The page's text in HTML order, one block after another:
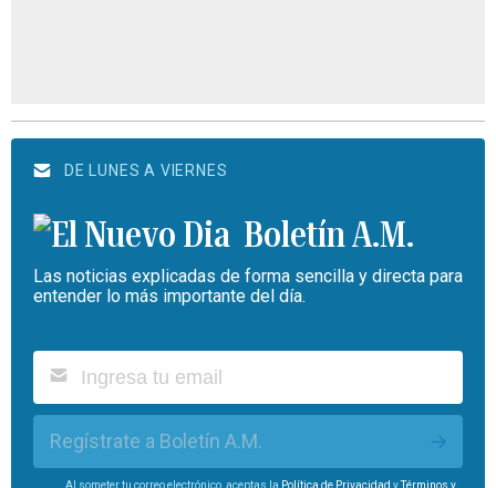
DE LUNES A VIERNES
Boletín A.M.
Las noticias explicadas de forma sencilla y directa para
entender lo más importante del día.
Regístrate a Boletín A.M.
Al someter tu correo electrónico, aceptas la Política de Privacidad yTérminos y